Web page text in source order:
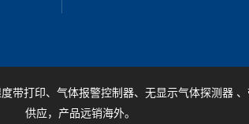
带打印、气体报警控制器、无显示气体探测器
供应，产品远销海外。